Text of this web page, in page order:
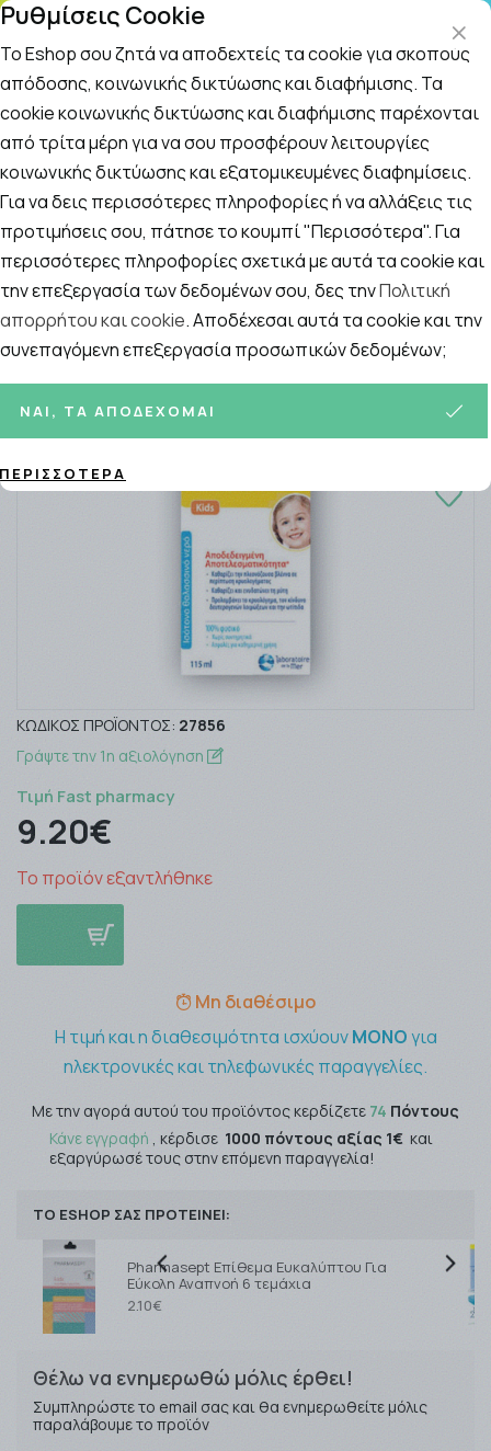
Αναζήτηση
Αρχική / Εταιρίες / Physiomer /Physiomer Kids 115ml από 2
Physiomer Kids 115ml από 2 Ετών
ΚΩΔΙΚΌΣ ΠΡΟΪΌΝΤΟΣ: 27856
Γράψτε την 1η αξιολόγηση
Τιμή Fast pharmacy
9.20€
Το προϊόν εξαντλήθηκε
Μη διαθέσιμο
Η τιμή και η διαθεσιμότητα ισχύουνΜΟΝΟγια
ηλεκτρονικές και τηλεφωνικές παραγγελίες.
Με την αγορά αυτού του προϊόντος κερδίζετε 74 Πόντους
Κάνε εγγραφή , κέρδισε 1000 πόντους αξίας 1€ και
εξαργύρωσέ τους στην επόμενη παραγγελία!
ΤΟ ESHOP ΣΑΣ ΠΡΟΤΕΙΝΕΙ:
Pharmasept Επίθεμα Ευκαλύπτου Για
Εύκολη Αναπνοή 6 τεμάχια
2.10€
Θέλω να ενημερωθώ μόλις έρθει!
Συμπληρώστε το email σας και θα ενημερωθείτε μόλις
παραλάβουμε το προϊόν
Ρυθμίσεις Cookie
Το Eshop σου ζητά να αποδεχτείς τα cookie για σκοπούς
απόδοσης, κοινωνικής δικτύωσης και διαφήμισης. Τα
cookie κοινωνικής δικτύωσης και διαφήμισης παρέχονται
από τρίτα μέρη για να σου προσφέρουν λειτουργίες
κοινωνικής δικτύωσης και εξατομικευμένες διαφημίσεις.
Για να δεις περισσότερες πληροφορίες ή να αλλάξεις τις
προτιμήσεις σου, πάτησε το κουμπί "Περισσότερα". Για
περισσότερες πληροφορίες σχετικά με αυτά τα cookie και
την επεξεργασία των δεδομένων σου, δες τηνΠολιτική
απορρήτου και cookie. Αποδέχεσαι αυτά τα cookie και την
συνεπαγόμενη επεξεργασία προσωπικών δεδομένων;
ΝΑΙ, ΤΑ ΑΠΟΔΈΧΟΜΑΙ
ΠΕΡΙΣΣΌΤΕΡΑ